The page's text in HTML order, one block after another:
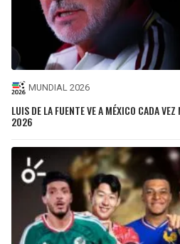
MUNDIAL 2026
LUIS DE LA FUENTE VE A MÉXICO CADA
2026